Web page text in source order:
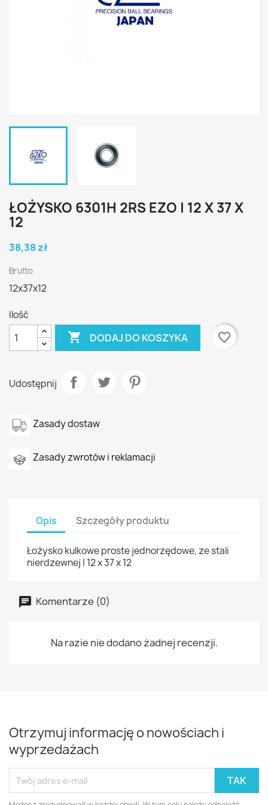
ŁOŻYSKO 6301H 2RS EZO | 12 X 37 X
12
38,38 zł
Brutto
12x37x12
Ilość
 DODAJ DO KOSZYKA favorite_border
Udostępnij
Zasady dostaw
Zasady zwrotów i reklamacji
Opis Szczegóły produktu
Łożysko kulkowe proste jednorzędowe, ze stali
nierdzewnej | 12 x 37 x 12
Komentarze (0)
Na razie nie dodano żadnej recenzji.
Otrzymuj informację o nowościach i
wyprzedażach